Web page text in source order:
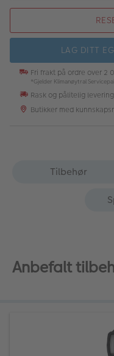
Butikkoversikt
LAG DITT
Fri frakt på ordre over 2
*Gjelder Klimanøytral
Rask og pålitelig levering
Butikker med
Tilbehør
Anbefalt